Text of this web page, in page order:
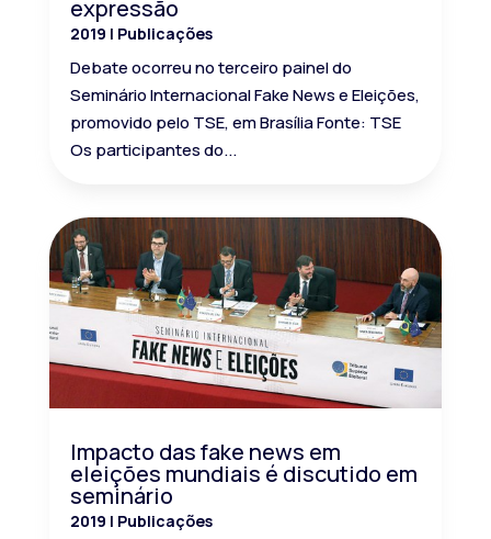
expressão
2019 | Publicações
Debate ocorreu no terceiro painel do
Seminário Internacional Fake News e Eleições,
promovido pelo TSE, em Brasília Fonte: TSE
Os participantes do...
Impacto das fake news em
eleições mundiais é discutido em
seminário
2019 | Publicações